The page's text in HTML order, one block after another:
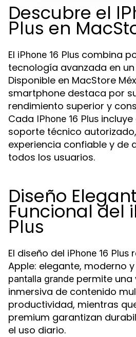
Descubre el
Plus en
El iPhone 16 Plus combina
tecnología avanzada en
Disponible en MacStore
smartphone destaca por
rendimiento superior y
Cada IPhone 16 Plus
soporte técnico
experiencia confiable y de
todos los usuarios.
Diseño
Funcional del
Plus
El diseño del iPhone 16 Plus
Apple: elegante, moderno
pantalla grande permite una
inmersiva de contenido
productividad, mientras
premium garantizan
el uso diario.